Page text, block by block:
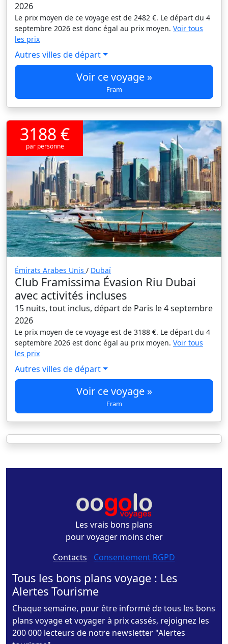
2026
Le prix moyen de ce voyage est de 2482 €. Le départ du 4
septembre 2026 est donc égal au prix moyen. Voir tous
les prix
Autres villes de départ
Voir ce voyage »
Fram
3188 €
par personne
Émirats Arabes Unis / Dubaï
Club Framissima Évasion Riu Dubai
avec activités incluses
15 nuits, tout inclus, départ de Paris le 4 septembre
2026
Le prix moyen de ce voyage est de 3188 €. Le départ du 4
septembre 2026 est donc égal au prix moyen. Voir tous
les prix
Autres villes de départ
Voir ce voyage »
Fram
Les vrais bons plans
pour voyager moins cher
Contacts - Consentement RGPD
Tous les bons plans voyage : Les
Alertes Tourisme
Chaque semaine, pour être informé de tous les bons
plans voyage et voyager à prix cassés, rejoignez les
200 000 lecteurs de notre newsletter "Alertes